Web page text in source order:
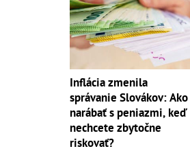
Inflácia zmenila
správanie Slovákov: Ako
narábať s peniazmi, keď
nechcete zbytočne
riskovať?